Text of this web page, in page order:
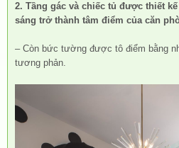
2. Tầng gác và chiếc tủ được thiết
sáng trở thành tâm điểm của căn
– Còn bức tường được tô điểm bằng
tương phản.